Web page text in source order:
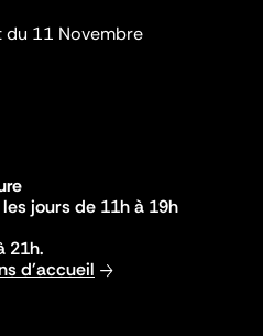
du 11 Novembre
jours de 11h à 19h
21h.
d'accueil